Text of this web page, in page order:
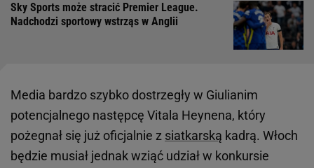
Sky Sports może stracić Premier League.
Nadchodzi sportowy wstrząs w Anglii
Media bardzo szybko dostrzegły w Giulianim
potencjalnego następcę Vitala Heynena, który
pożegnał się już oficjalnie z siatkarską kadrą. Włoch
będzie musiał jednak wziąć udział w konkursie